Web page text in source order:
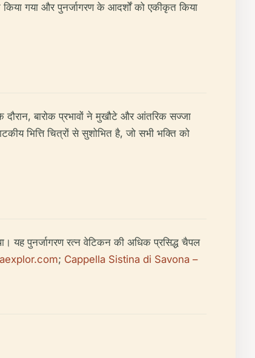
गया और पुनर्जागरण के आदर्शों को एकीकृत किया
बारोक प्रभावों ने मुखौटे और आंतरिक सज्जा
भित्ति चित्रों से सुशोभित है, जो सभी भक्ति को
यह पुनर्जागरण रत्न वेटिकन की अधिक प्रसिद्ध चैपल
; Cappella Sistina di Savona –